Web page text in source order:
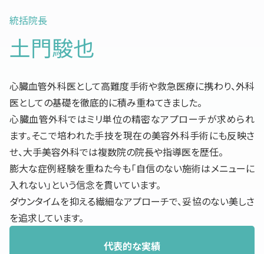
統括院長
土門駿也
心臓血管外科医として高難度手術や救急医療に携わり、外科
医としての基礎を徹底的に積み重ねてきました。
心臓血管外科ではミリ単位の精密なアプローチが求められ
ます。そこで培われた手技を現在の美容外科手術にも反映さ
せ、大手美容外科では複数院の院長や指導医を歴任。
膨大な症例経験を重ねた今も「自信のない施術はメニューに
入れない」という信念を貫いています。
ダウンタイムを抑える繊細なアプローチで、妥協のない美しさ
を追求しています。
代表的な実績